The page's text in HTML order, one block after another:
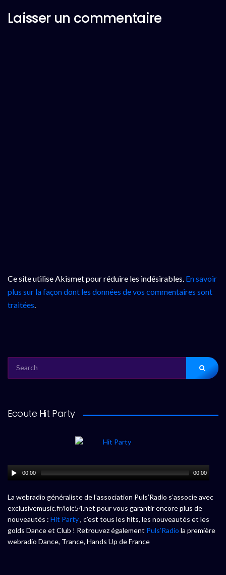
Laisser un commentaire
Ce site utilise Akismet pour réduire les indésirables. En savoir
plus sur la façon dont les données de vos commentaires sont
traitées.
FOR:
Ecoute Hit Party
00:00 00:00
La webradio généraliste de l’association Puls’Radio s’associe avec
exclusivemusic.fr/loic54.net pour vous garantir encore plus de
nouveautés : Hit Party, c’est tous les hits, les nouveautés et les
golds Dance et Club ! Retrouvez également Puls’Radio la première
webradio Dance, Trance, Hands Up de France